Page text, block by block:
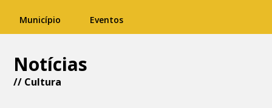
Município Eventos
Notícias
// Cultura